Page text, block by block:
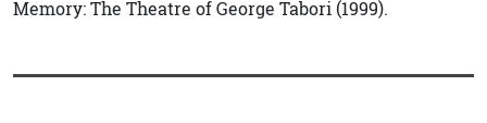
Memory: The Theatre of George Tabori (1999).